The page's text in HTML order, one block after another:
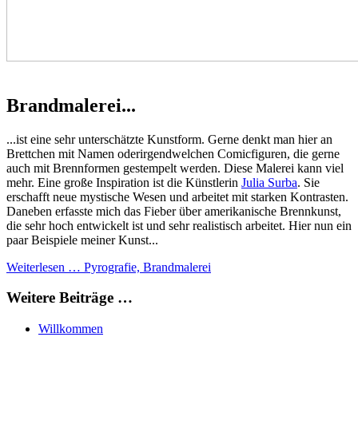
Brandmalerei...
...ist eine sehr unterschätzte Kunstform. Gerne denkt man hier an
Brettchen mit Namen oderirgendwelchen Comicfiguren, die gerne
auch mit Brennformen gestempelt werden. Diese Malerei kann viel
mehr. Eine große Inspiration ist die Künstlerin Julia Surba. Sie
erschafft neue mystische Wesen und arbeitet mit starken Kontrasten.
Daneben erfasste mich das Fieber über amerikanische Brennkunst,
die sehr hoch entwickelt ist und sehr realistisch arbeitet. Hier nun ein
paar Beispiele meiner Kunst...
Weiterlesen … Pyrografie, Brandmalerei
Weitere Beiträge …
Willkommen